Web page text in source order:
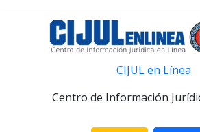
CIJUL en Línea
Centro de Información